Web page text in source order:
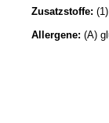
Zusatzstoffe:
Allergene: (A)